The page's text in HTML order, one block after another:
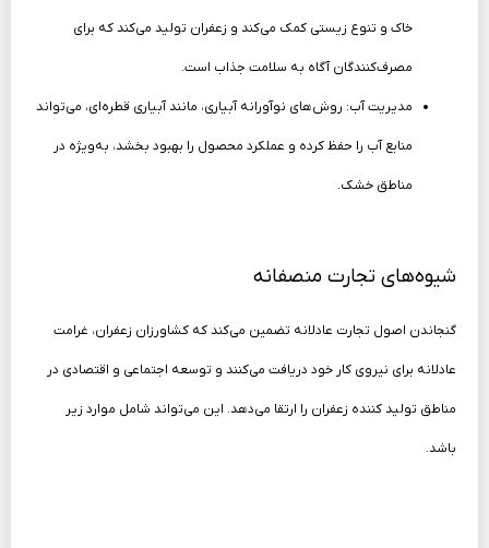
خاک و تنوع زیستی کمک می‌کند و زعفران تولید می‌کند که برای
مصرف‌کنندگان آگاه به سلامت جذاب است.
مدیریت آب: روش‌های نوآورانه آبیاری، مانند آبیاری قطره‌ای، می‌تواند
منابع آب را حفظ کرده و عملکرد محصول را بهبود بخشد، به‌ویژه در
مناطق خشک.
شیوه‌های تجارت منصفانه
گنجاندن اصول تجارت عادلانه تضمین می‌کند که کشاورزان زعفران، غرامت
عادلانه برای نیروی کار خود دریافت می‌کنند و توسعه اجتماعی و اقتصادی در
مناطق تولید کننده زعفران را ارتقا می‌دهد. این می‌تواند شامل موارد زیر
باشد.